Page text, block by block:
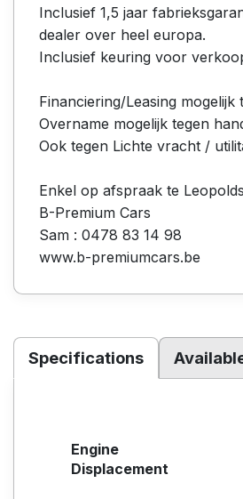
Inclusief 1,5 jaar
dealer over heel europa.
Inclusief keuring voor
Financiering/Leasing mogelijk
Overname mogelijk tegen
Ook tegen Lichte vracht /
Enkel op afspraak te
B-Premium Cars
Sam : 0478 83 14 98
www.b-premiumcars.be
Specifications
Engine
Displacement